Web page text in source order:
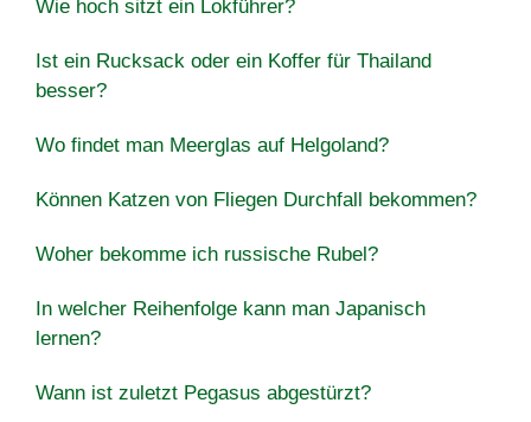
Wie hoch sitzt ein Lokführer?
Ist ein Rucksack oder ein Koffer für Thailand
besser?
Wo findet man Meerglas auf Helgoland?
Können Katzen von Fliegen Durchfall bekommen?
Woher bekomme ich russische Rubel?
In welcher Reihenfolge kann man Japanisch
lernen?
Wann ist zuletzt Pegasus abgestürzt?